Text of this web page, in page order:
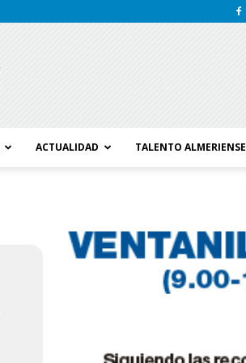
ACTUALIDAD TALENTO ALMERIENSE